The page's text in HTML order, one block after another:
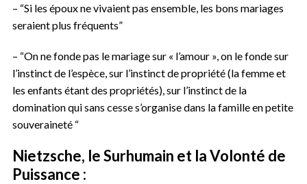
– “Si les époux ne vivaient pas ensemble, les bons mariages
seraient plus fréquents”
– “On ne fonde pas le mariage sur « l’amour », on le fonde sur
l’instinct de l’espèce, sur l’instinct de propriété (la femme et
les enfants étant des propriétés), sur l’instinct de la
domination qui sans cesse s’organise dans la famille en petite
souveraineté “
Nietzsche, leSurhumain et la Volonté de
Puissance :